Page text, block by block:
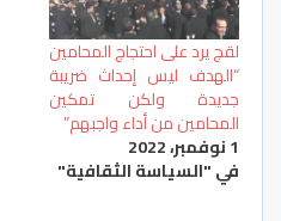
لقج يرد على احتجاج المحامين
“الهدف ليس إحداث ضريبة
جديدة ولكن تمكين
المحامين من أداء واجبهم”
1 نوفمبر، 2022
في "السياسة الثقافية"